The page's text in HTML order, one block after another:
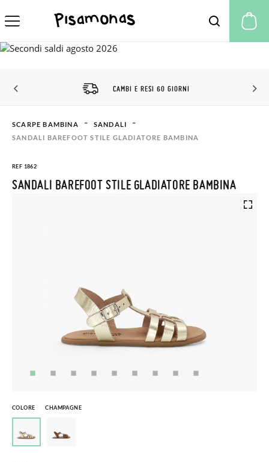
CAMBI E RESI 60 GIORNI
SCARPE BAMBINA
SANDALI
SANDALI BAREFOOT STILE GLADIATORE BAMBINA
REF 1862
SANDALI BAREFOOT STILE GLADIATORE BAMBINA
COLORE CHAMPAGNE